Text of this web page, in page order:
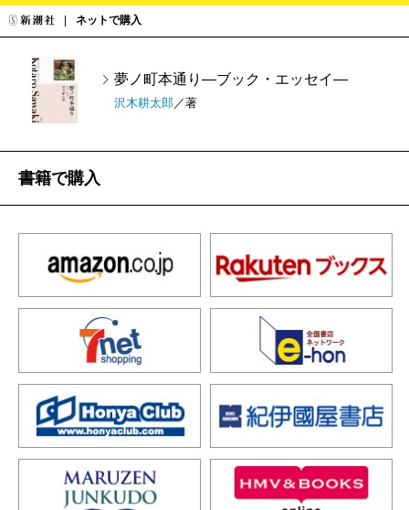
ネットで購入
夢ノ町本通り―ブック・エッセイ―
沢木耕太郎 ／著
書籍で購入